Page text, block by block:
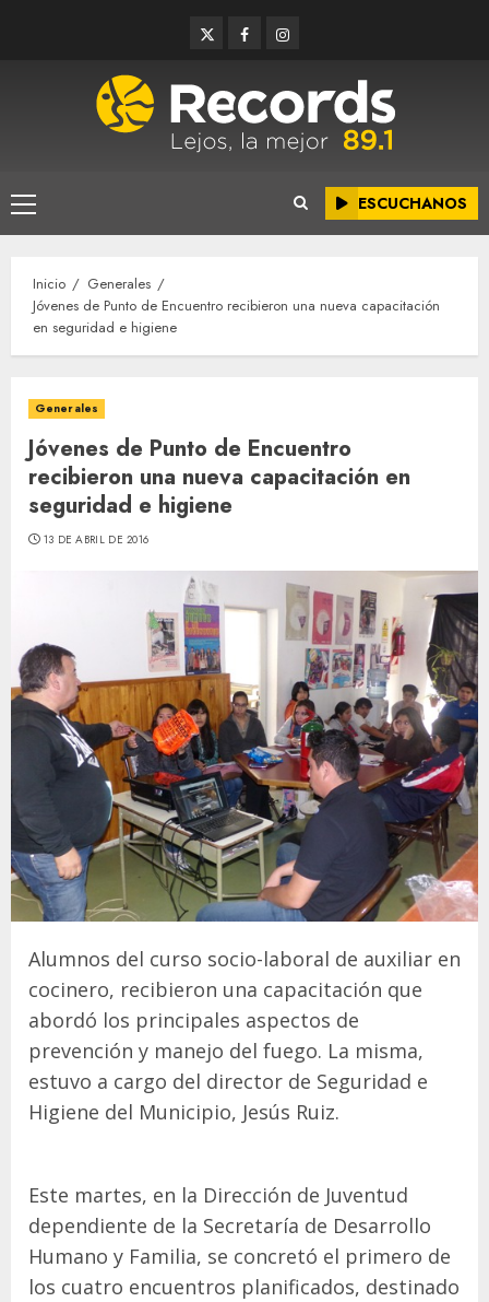
TwitterFacebookInstagram
Menú
principal
ESCUCHANOS
Inicio
Generales
Jóvenes de Punto de Encuentro recibieron una nueva capacitación
en seguridad e higiene
Generales
Jóvenes de Punto de Encuentro
recibieron una nueva capacitación en
seguridad e higiene
13 DE ABRIL DE 2016
Alumnos del curso socio-laboral de auxiliar en
cocinero, recibieron una capacitación que
abordó los principales aspectos de
prevención y manejo del fuego. La misma,
estuvo a cargo del director de Seguridad e
Higiene del Municipio, Jesús Ruiz.
Este martes, en la Dirección de Juventud
dependiente de la Secretaría de Desarrollo
Humano y Familia, se concretó el primero de
los cuatro encuentros planificados, destinado